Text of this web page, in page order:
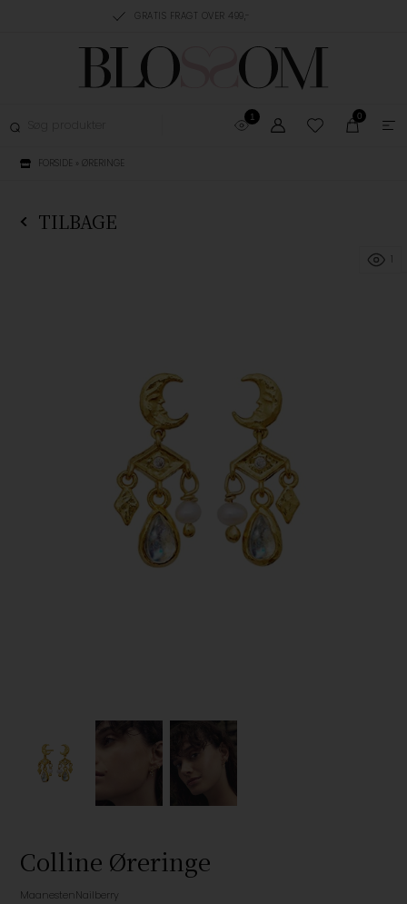
GRATIS FRAGT OVER 499,-
1 0
FORSIDE » ØRERINGE
TILBAGE
Colline Øreringe
MaanestenNailberry
1